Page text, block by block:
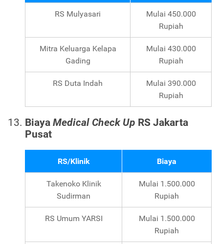
RS Mulyasari
Mulai 450.000
Rupiah
Mitra Keluarga Kelapa
Gading
Mulai 430.000
Rupiah
RS Duta Indah
Mulai 390.000
Rupiah
Biaya Medical Check Up RS Jakarta
Pusat
RS/Klinik Biaya
Takenoko Klinik
Sudirman
Mulai 1.500.000
Rupiah
RS Umum YARSI
Mulai 1.500.000
Rupiah